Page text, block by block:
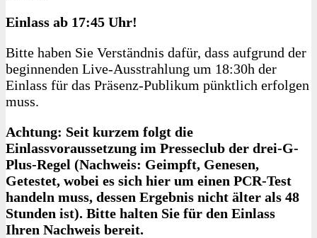
Einlass ab 17:45 Uhr!
Bitte haben Sie Verständnis dafür, dass aufgrund der
beginnenden Live-Ausstrahlung um 18:30h der
Einlass für das Präsenz-Publikum pünktlich erfolgen
muss.
Achtung: Seit kurzem folgt die
Einlassvoraussetzung im Presseclub der drei-G-
Plus-Regel (Nachweis: Geimpft, Genesen,
Getestet, wobei es sich hier um einen PCR-Test
handeln muss, dessen Ergebnis nicht älter als 48
Stunden ist). Bitte halten Sie für den Einlass
Ihren Nachweis bereit.